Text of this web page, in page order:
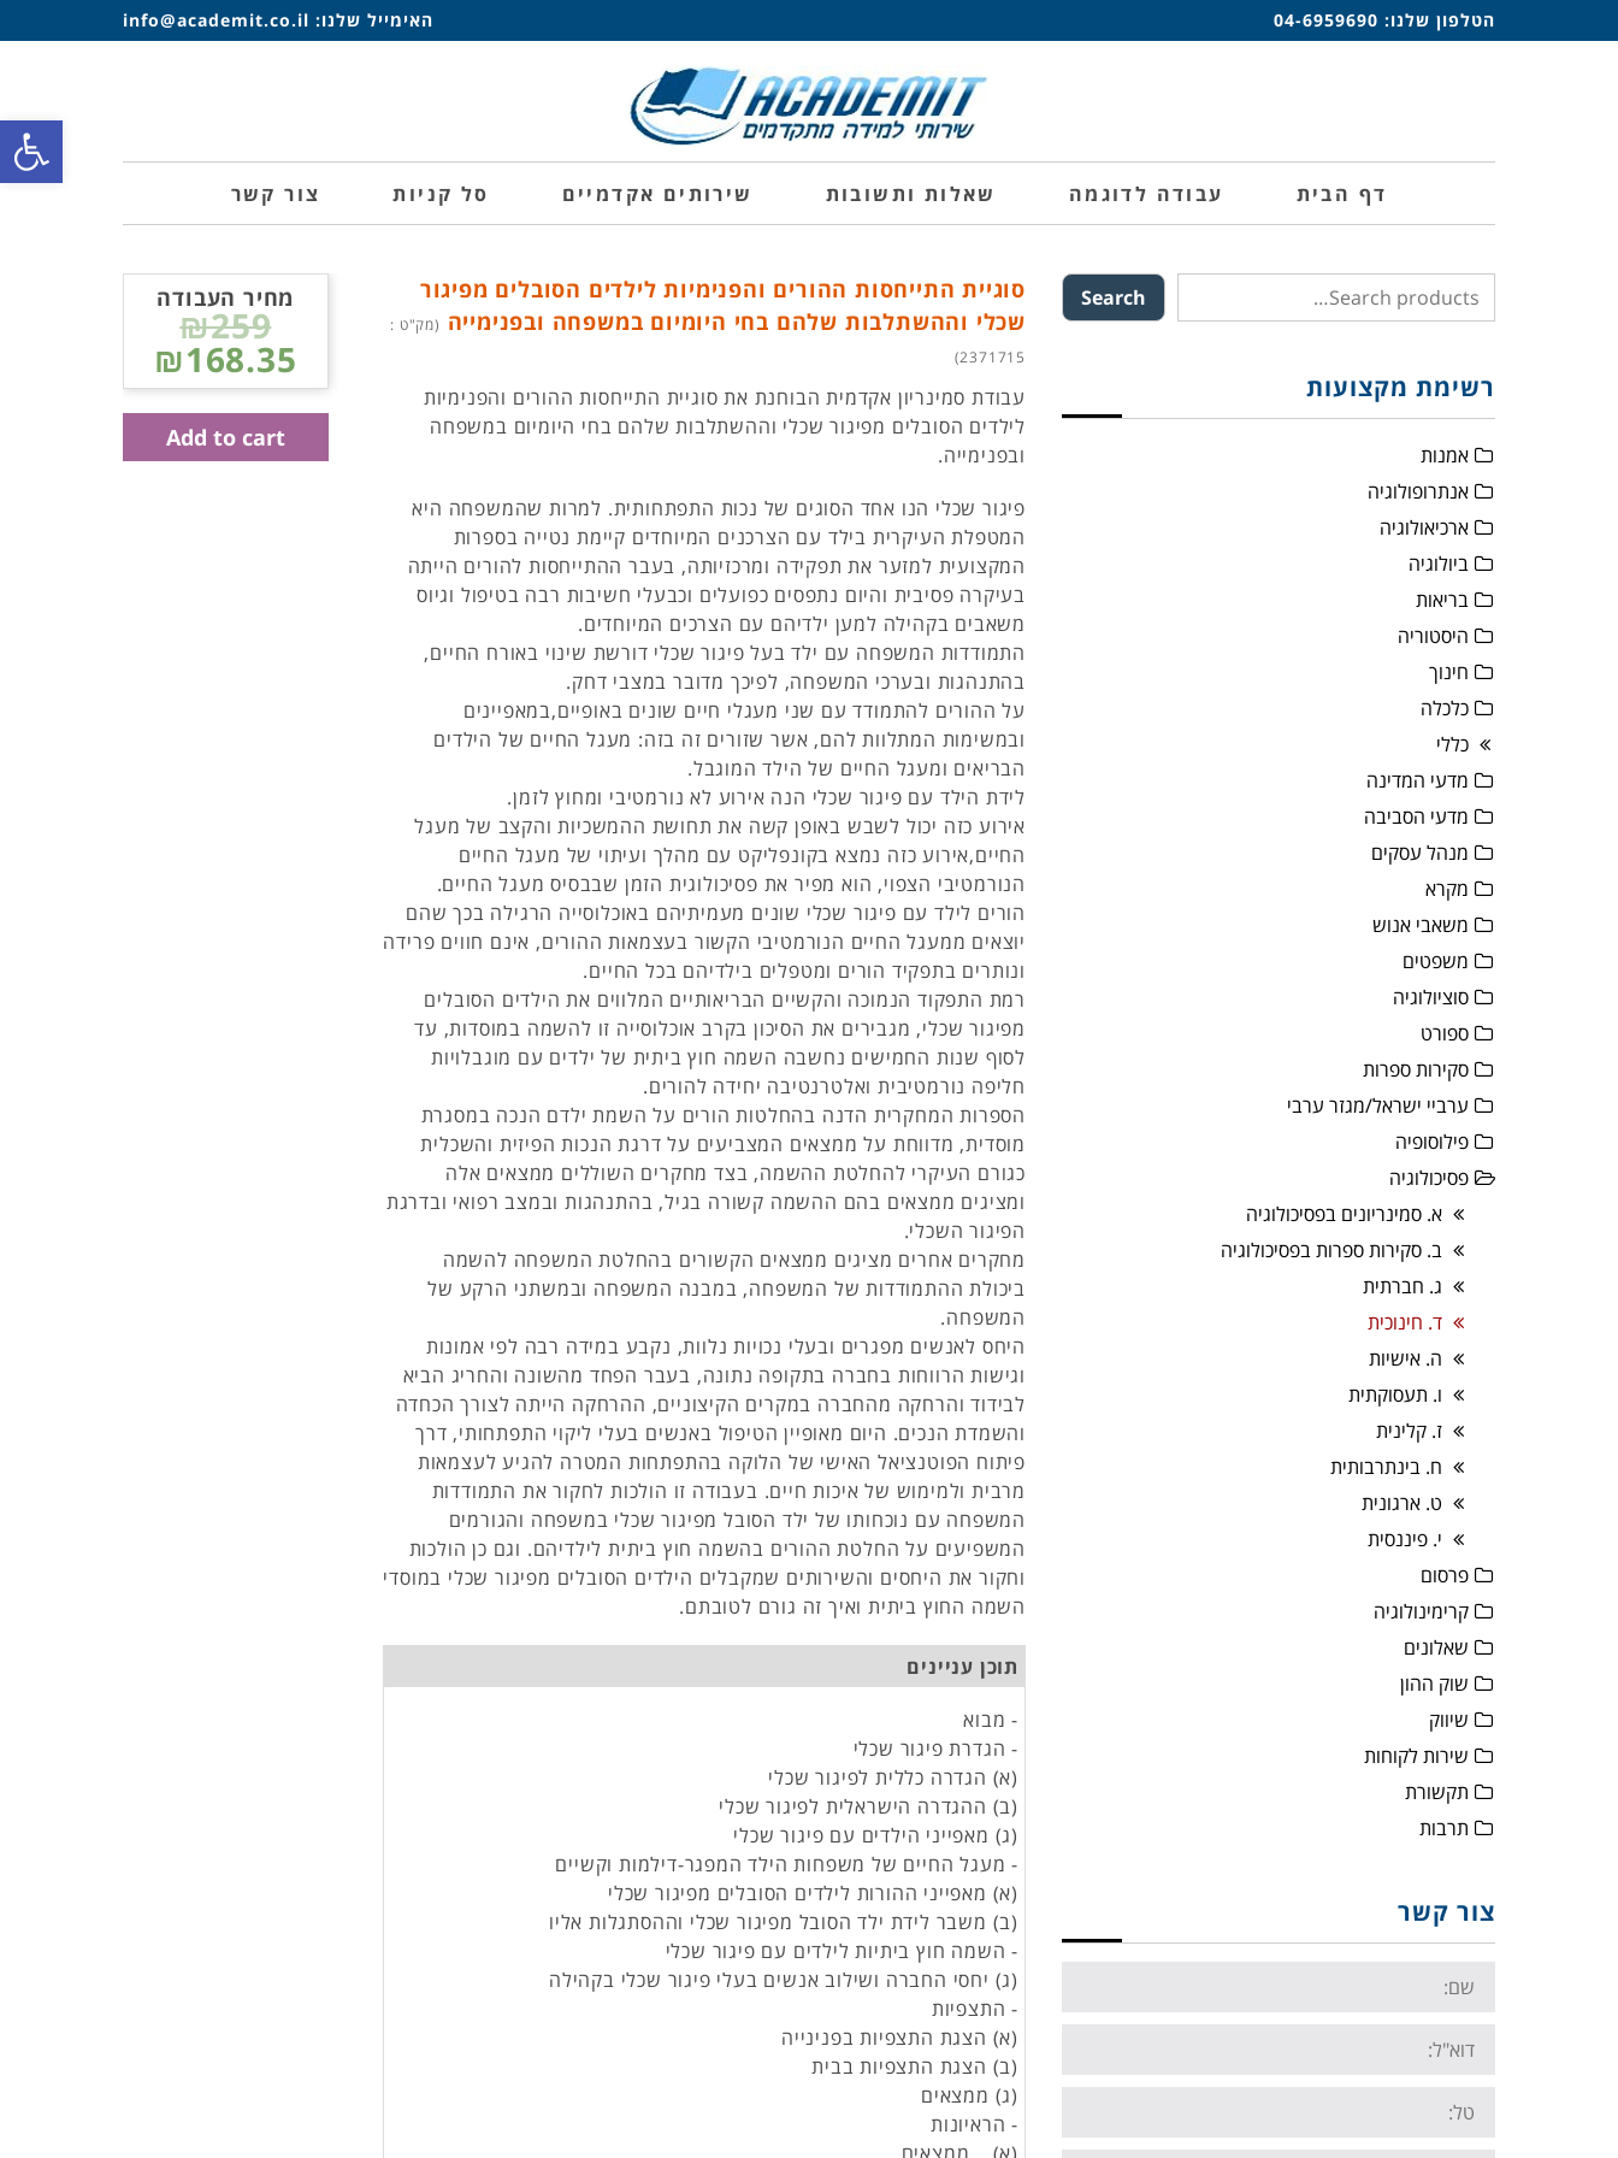
הטלפון שלנו: 04-6959690 האימייל שלנו: info@academit.co.il
דף הבית עבודה לדוגמה שאלות ותשובות שירותים אקדמיים סל קניות צור קשר
סוגיית התייחסות ההורים והפנימיות לילדים הסובלים מפיגור
שכלי וההשתלבות שלהם בחי היומיום במשפחה ובפנימייה (מק"ט :
2371715)
עבודת סמינריון אקדמית הבוחנת את סוגיית התייחסות ההורים והפנימיות
לילדים הסובלים מפיגור שכלי וההשתלבות שלהם בחי היומיום במשפחה
ובפנימייה.
פיגור שכלי הנו אחד הסוגים של נכות התפתחותית. למרות שהמשפחה היא
המטפלת העיקרית בילד עם הצרכנים המיוחדים קיימת נטייה בספרות
המקצועית למזער את תפקידה ומרכזיותה, בעבר ההתייחסות להורים הייתה
בעיקרה פסיבית והיום נתפסים כפועלים וכבעלי חשיבות רבה בטיפול וגיוס
משאבים בקהילה למען ילדיהם עם הצרכים המיוחדים.
התמודדות המשפחה עם ילד בעל פיגור שכלי דורשת שינוי באורח החיים,
בהתנהגות ובערכי המשפחה, לפיכך מדובר במצבי דחק.
על ההורים להתמודד עם שני מעגלי חיים שונים באופיים,במאפיינים
ובמשימות המתלוות להם, אשר שזורים זה בזה: מעגל החיים של הילדים
הבריאים ומעגל החיים של הילד המוגבל.
לידת הילד עם פיגור שכלי הנה אירוע לא נורמטיבי ומחוץ לזמן.
אירוע כזה יכול לשבש באופן קשה את תחושת ההמשכיות והקצב של מעגל
החיים,אירוע כזה נמצא בקונפליקט עם מהלך ועיתוי של מעגל החיים
הנורמטיבי הצפוי, הוא מפיר את פסיכולוגית הזמן שבבסיס מעגל החיים.
הורים לילד עם פיגור שכלי שונים מעמיתיהם באוכלוסייה הרגילה בכך שהם
יוצאים ממעגל החיים הנורמטיבי הקשור בעצמאות ההורים, אינם חווים פרידה
ונותרים בתפקיד הורים ומטפלים בילדיהם בכל החיים.
רמת התפקוד הנמוכה והקשיים הבריאותיים המלווים את הילדים הסובלים
מפיגור שכלי, מגבירים את הסיכון בקרב אוכלוסייה זו להשמה במוסדות, עד
לסוף שנות החמישים נחשבה השמה חוץ ביתית של ילדים עם מוגבלויות
חליפה נורמטיבית ואלטרנטיבה יחידה להורים.
הספרות המחקרית הדנה בהחלטות הורים על השמת ילדם הנכה במסגרת
מוסדית, מדווחת על ממצאים המצביעים על דרגת הנכות הפיזית והשכלית
כגורם העיקרי להחלטת ההשמה, בצד מחקרים השוללים ממצאים אלה
ומציגים ממצאים בהם ההשמה קשורה בגיל, בהתנהגות ובמצב רפואי ובדרגת
הפיגור השכלי.
מחקרים אחרים מציגים ממצאים הקשורים בהחלטת המשפחה להשמה
ביכולת ההתמודדות של המשפחה, במבנה המשפחה ובמשתני הרקע של
המשפחה.
היחס לאנשים מפגרים ובעלי נכויות נלוות, נקבע במידה רבה לפי אמונות
וגישות הרווחות בחברה בתקופה נתונה, בעבר הפחד מהשונה והחריג הביא
לבידוד והרחקה מהחברה במקרים הקיצוניים, ההרחקה הייתה לצורך הכחדה
והשמדת הנכים. היום מאופיין הטיפול באנשים בעלי ליקוי התפתחותי, דרך
פיתוח הפוטנציאל האישי של הלוקה בהתפתחות המטרה להגיע לעצמאות
מרבית ולמימוש של איכות חיים. בעבודה זו הולכות לחקור את התמודדות
המשפחה עם נוכחותו של ילד הסובל מפיגור שכלי במשפחה והגורמים
המשפיעים על החלטת ההורים בהשמה חוץ ביתית לילדיהם. וגם כן הולכות
וחקור את היחסים והשירותים שמקבלים הילדים הסובלים מפיגור שכלי במוסדי
השמה החוץ ביתית ואיך זה גורם לטובתם.
תוכן עניינים
- מבוא
- הגדרת פיגור שכלי
(א) הגדרה כללית לפיגור שכלי
(ב) ההגדרה הישראלית לפיגור שכלי
(ג) מאפייני הילדים עם פיגור שכלי
- מעגל החיים של משפחות הילד המפגר-דילמות וקשיים
(א) מאפייני ההורות לילדים הסובלים מפיגור שכלי
(ב) משבר לידת ילד הסובל מפיגור שכלי וההסתגלות אליו
- השמה חוץ ביתיות לילדים עם פיגור שכלי
(ג) יחסי החברה ושילוב אנשים בעלי פיגור שכלי בקהילה
- התצפיות
(א) הצגת התצפיות בפנינייה
(ב) הצגת התצפיות בבית
(ג) ממצאים
- הראיונות
מחיר העבודה
₪259
₪168.35
Add to cart
Search
רשימת מקצועות
אמנות
אנתרופולוגיה
ארכיאולוגיה
ביולוגיה
בריאות
היסטוריה
חינוך
כלכלה
כללי
מדעי המדינה
מדעי הסביבה
מנהל עסקים
מקרא
משאבי אנוש
משפטים
סוציולוגיה
ספורט
סקירות ספרות
ערביי ישראל/מגזר ערבי
פילוסופיה
פסיכולוגיה
א. סמינריונים בפסיכולוגיה
ב. סקירות ספרות בפסיכולוגיה
ג. חברתית
ד. חינוכית
ה. אישיות
ו. תעסוקתית
ז. קלינית
ח. בינתרבותית
ט. ארגונית
י. פיננסית
פרסום
קרימינולוגיה
שאלונים
שוק ההון
שיווק
שירות לקוחות
תקשורת
תרבות
צור קשר
Name:
Email:
Tel:
פתח